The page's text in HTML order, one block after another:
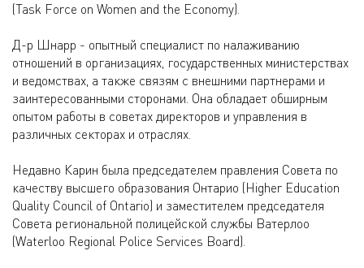
(Task Force on Women and the Economy).
Д-р Шнарр - опытный специалист по налаживанию
отношений в организациях, государственных министерствах
и ведомствах, а также связям с внешними партнерами и
заинтересованными сторонами. Она обладает обширным
опытом работы в советах директоров и управления в
различных секторах и отраслях.
Недавно Карин была председателем правления Совета по
качеству высшего образования Онтарио (Higher Education
Quality Council of Ontario) и заместителем председателя
Совета региональной полицейской службы Ватерлоо
(Waterloo Regional Police Services Board).